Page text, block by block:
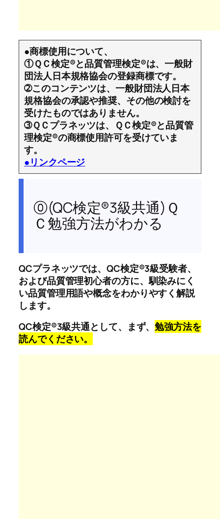
●商標使用について、
①ＱＣ検定®と品質管理検定®は、一般財
団法人日本規格協会の登録商標です。
➁このコンテンツは、一般財団法人日本
規格協会の承認や推奨、その他の検討を
受けたものではありません。
➂ＱＣプラネッツは、ＱＣ検定®と品質管
理検定®の商標使用許可を受けていま
す。
●リンクページ
⓪(QC検定®3級共通)Ｑ
Ｃ勉強方法がわかる
QCプラネッツでは、QC検定®3級受験者、
および品質管理初心者の方に、馴染みにく
い品質管理用語や概念をわかりやすく解説
します。
QC検定®3級共通として、まず、勉強方法を
読んでください。